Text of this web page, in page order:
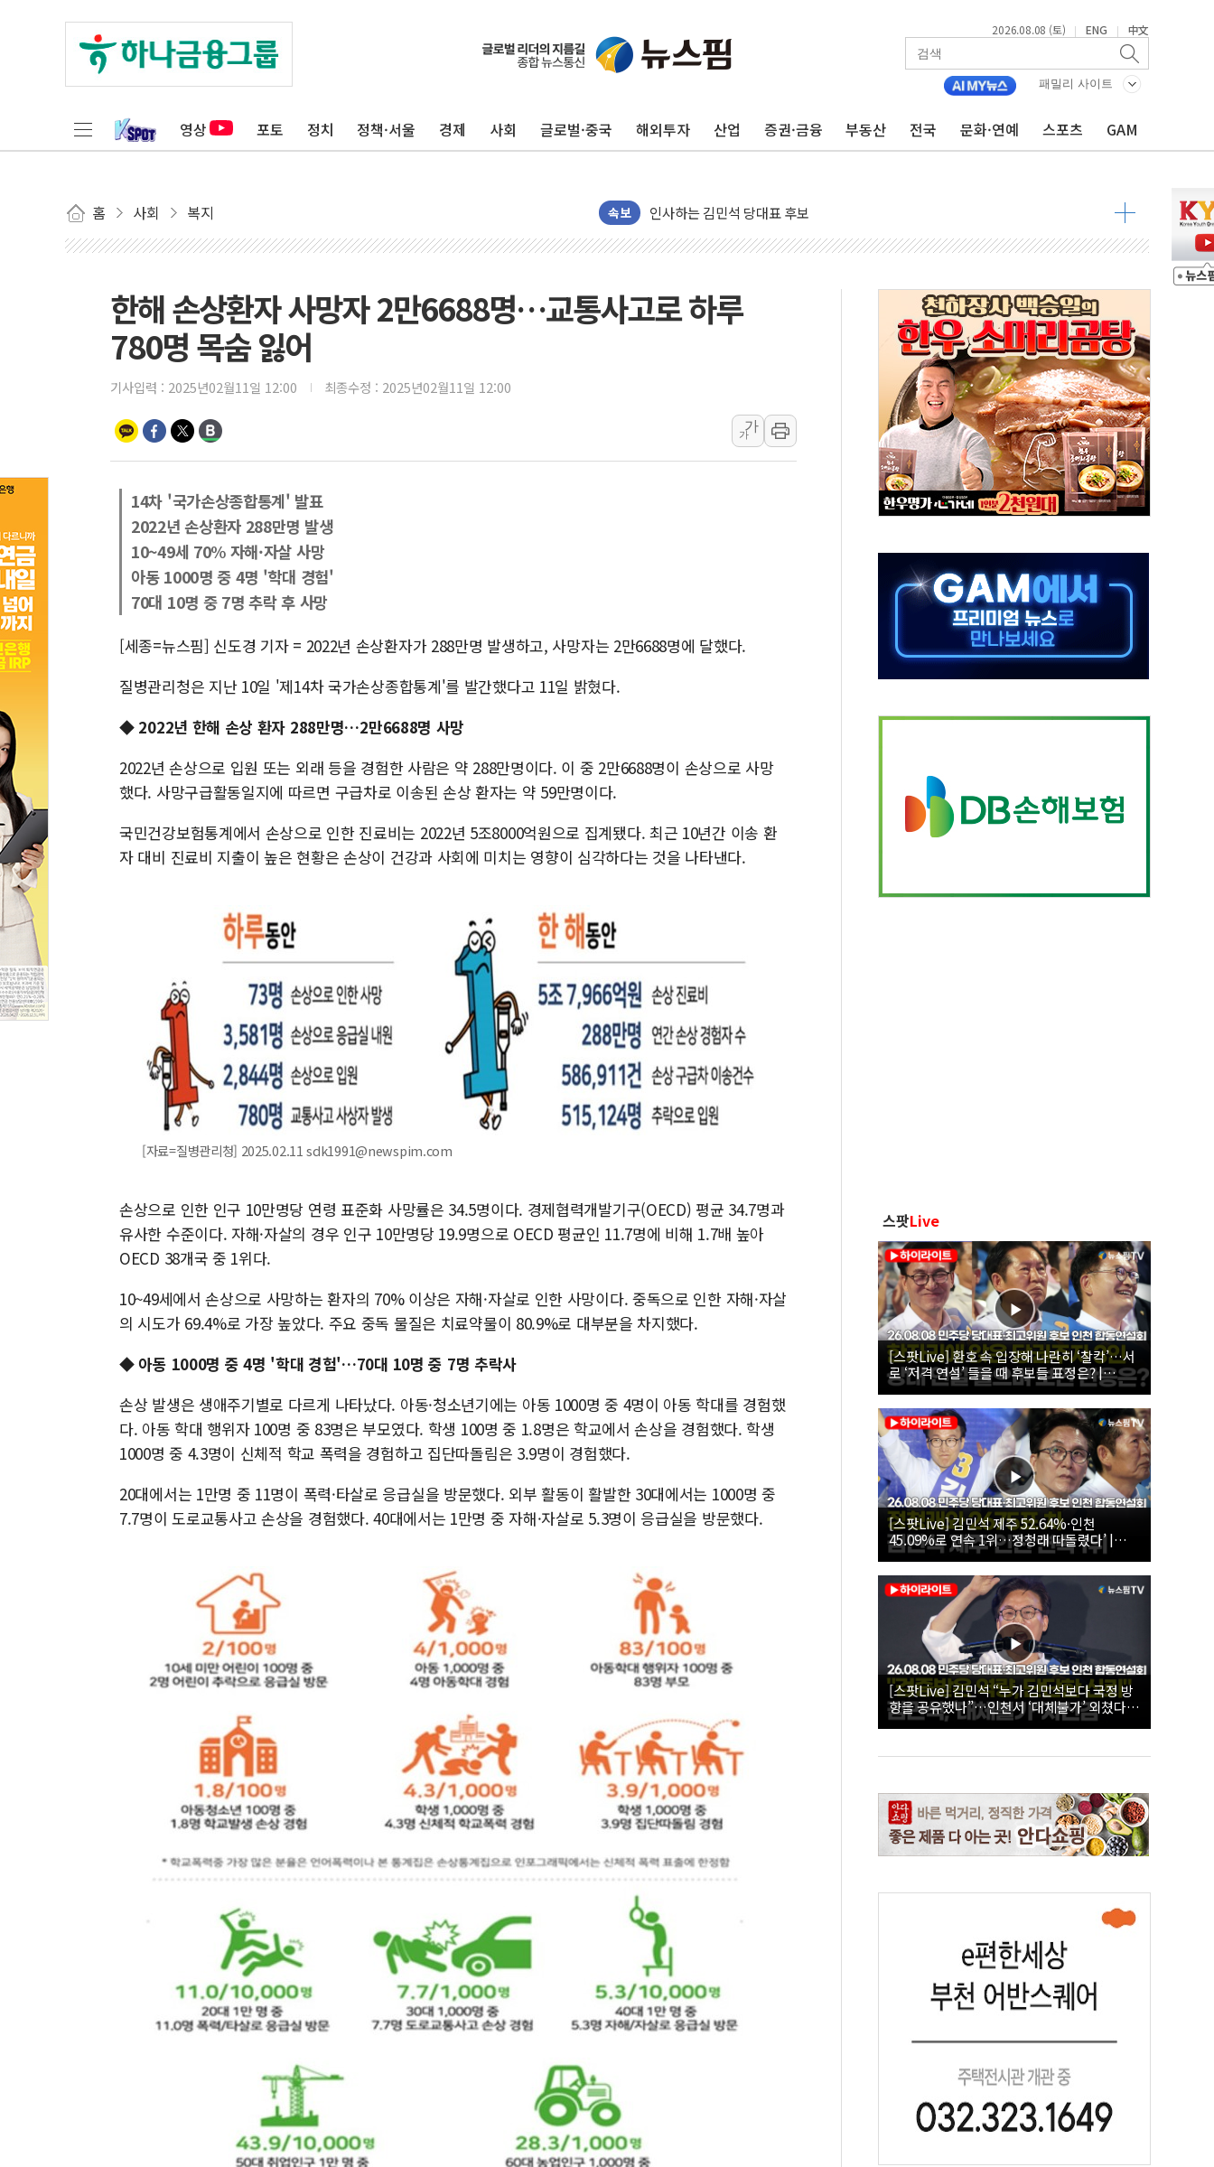
2026.08.08 (토) | ENG | 中文
패밀리 사이트
영상 포토 정치 정책·서울 경제 사회 글로벌·중국 해외투자 산업 증권·금융 부동산 전국 문화·연예 스포츠 GAM
홈 사회 복지 속보
포항시 재난예산 40억 긴급 투입…고수온 양식장 복구·지원 '총력'
울진·영덕 '호우특보'-포항 '산사태 주의보'...경북도, 호우 피해·통제구간 없어
인천 합동연설회 나선 송영길·정청래·김민석 당대표 후보
[속보] 민주, 제주·인천 경선 결과 발표...김민석 47.75% 정청래 42.08%
[속보] 민주, 인천 경선 결과 발표...김민석 45.09% 정청래 43.27% 송영길 11.63%
이번주 국내 주요 금융일정(8.10~8.14)
美, 이란전 출구전략 만지작…공습 한계·탄약 부족 현실화
강릉·동해·삼척 시간당 최대 50㎜ 폭우…강원 동해안 강한 비 이어져
폐기물 수거하다 참변…60대 환경미화원 수거차에 치여 사망
서울 중랑구 주택가서 흉기 난동…60대 남성 2명 숨져
李대통령 "결혼 때문에 손해 보는 일 없게"…'결혼 페널티' 22개 과제 손본다
여수 오동도 인근 해상서 모터보트 전복…1명 사망·1명 실종
추미애, '위안부' 피해자 기림의 날 참석..."국제적 시민 연대로 목소리 내야"
인천 선재도 갯벌서 해루질 중 실종 60대 나흘만에 숨진 채 발견
'화합' 꺼낸 김민석에 '뻔뻔' 받아친 정청래…제주 연설서 신경전 고조
한해 손상환자 사망자 2만6688명…교통사고로 하루
780명 목숨 잃어
기사입력 : 2025년02월11일 12:00 최종수정 : 2025년02월11일 12:00
가
가
14차 '국가손상종합통계' 발표
2022년 손상환자 288만명 발생
10~49세 70% 자해·자살 사망
아동 1000명 중 4명 '학대 경험'
70대 10명 중 7명 추락 후 사망
[세종=뉴스핌] 신도경 기자 = 2022년 손상환자가 288만명 발생하고, 사망자는 2만6688명에 달했다.
질병관리청은 지난 10일 '제14차 국가손상종합통계'를 발간했다고 11일 밝혔다.
◆ 2022년 한해 손상 환자 288만명…2만6688명 사망
2022년 손상으로 입원 또는 외래 등을 경험한 사람은 약 288만명이다. 이 중 2만6688명이 손상으로 사망
했다. 사망구급활동일지에 따르면 구급차로 이송된 손상 환자는 약 59만명이다.
국민건강보험통계에서 손상으로 인한 진료비는 2022년 5조8000억원으로 집계됐다. 최근 10년간 이송 환
자 대비 진료비 지출이 높은 현황은 손상이 건강과 사회에 미치는 영향이 심각하다는 것을 나타낸다.
[자료=질병관리청] 2025.02.11 sdk1991@newspim.com
손상으로 인한 인구 10만명당 연령 표준화 사망률은 34.5명이다. 경제협력개발기구(OECD) 평균 34.7명과
유사한 수준이다. 자해·자살의 경우 인구 10만명당 19.9명으로 OECD 평균인 11.7명에 비해 1.7배 높아
OECD 38개국 중 1위다.
10~49세에서 손상으로 사망하는 환자의 70% 이상은 자해·자살로 인한 사망이다. 중독으로 인한 자해·자살
의 시도가 69.4%로 가장 높았다. 주요 중독 물질은 치료약물이 80.9%로 대부분을 차지했다.
◆ 아동 1000명 중 4명 '학대 경험'…70대 10명 중 7명 추락사
손상 발생은 생애주기별로 다르게 나타났다. 아동·청소년기에는 아동 1000명 중 4명이 아동 학대를 경험했
다. 아동 학대 행위자 100명 중 83명은 부모였다. 학생 100명 중 1.8명은 학교에서 손상을 경험했다. 학생
1000명 중 4.3명이 신체적 학교 폭력을 경험하고 집단따돌림은 3.9명이 경험했다.
20대에서는 1만명 중 11명이 폭력·타살로 응급실을 방문했다. 외부 활동이 활발한 30대에서는 1000명 중
7.7명이 도로교통사고 손상을 경험했다. 40대에서는 1만명 중 자해·자살로 5.3명이 응급실을 방문했다.
스팟Live
[스팟Live] 환호 속 입장해 나란히 ‘찰칵’…서
로 ‘저격 연설’ 들을 때 후보들 표정은? |
26.08.08 더불어민주당 당대표·최고위원 후
보 인천 합동연설회
[스팟Live] 김민석 제주 52.64%·인천
45.09%로 연속 1위…정청래 따돌렸다’ |
26.08.08 더불어민주당 당대표·최고위원 후
보 인천 합동연설회
[스팟Live] 김민석 “누가 김민석보다 국정 방
향을 공유했나”…인천서 ‘대체불가’ 외쳤다 |
26.08.08 더불어민주당 당대표·최고위원 후